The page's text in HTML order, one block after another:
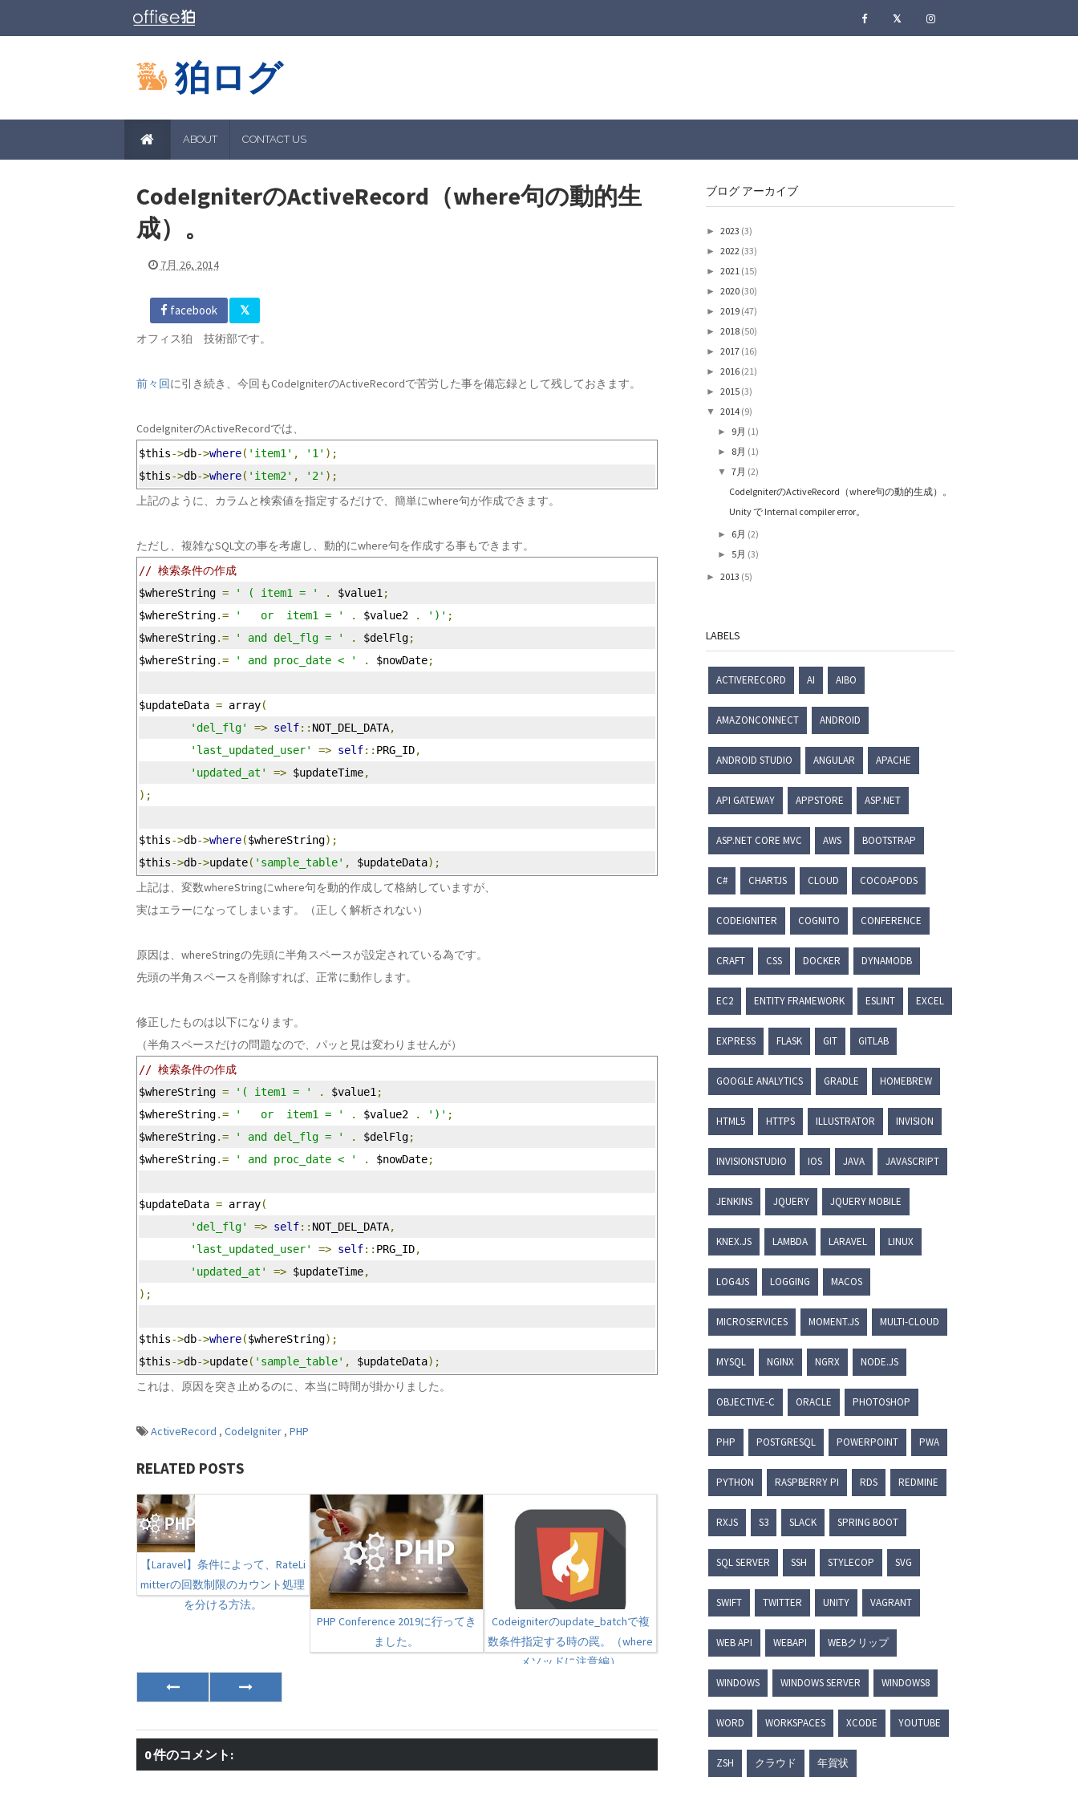
狛ログ
ABOUT CONTACT US
CodeIgniterのActiveRecord（where句の動的生
成）。
7月 26, 2014
facebook
オフィス狛 技術部です。
前々回に引き続き、今回もCodeIgniterのActiveRecordで苦労した事を備忘録として残しておきます。
CodeIgniterのActiveRecordでは、
$this->db->where( 'item1' , '1' );
$this->db->where( 'item2' , '2' );
上記のように、カラムと検索値を指定するだけで、簡単にwhere句が作成できます。
ただし、複雑なSQL文の事を考慮し、動的にwhere句を作成する事もできます。
// 検索条件の作成
$whereString = ' ( item1 = ' . $value1 ;
$whereString.= '   or  item1 = ' . $value2 . ')' ;
$whereString.= ' and del_flg = ' . $delFlg;
$whereString.= ' and proc_date < ' . $nowDate;
$updateData = array(
'del_flg'
=> self:: NOT_DEL_DATA,
'last_updated_user'
=> self:: PRG_ID,
'updated_at'
=> $updateTime,
);
$this->db->where($whereString);
$this->db->update( 'sample_table' , $updateData);
上記は、変数whereStringにwhere句を動的作成して格納していますが、
実はエラーになってしまいます。（正しく解析されない）
原因は、whereStringの先頭に半角スペースが設定されている為です。
先頭の半角スペースを削除すれば、正常に動作します。
修正したものは以下になります。
（半角スペースだけの問題なので、パッと見は変わりませんが）
// 検索条件の作成
$whereString = '( item1 = ' . $value1 ;
$whereString.= '   or  item1 = ' . $value2 . ')' ;
$whereString.= ' and del_flg = ' . $delFlg;
$whereString.= ' and proc_date < ' . $nowDate;
$updateData = array(
'del_flg'
=> self:: NOT_DEL_DATA,
'last_updated_user'
=> self:: PRG_ID,
'updated_at'
=> $updateTime,
);
$this->db->where($whereString);
$this->db->update( 'sample_table' , $updateData);
これは、原因を突き止めるのに、本当に時間が掛かりました。
ActiveRecord , CodeIgniter , PHP
RELATED POSTS
【Laravel】条件によって、RateLi
mitterの回数制限のカウント処理
を分ける方法。
PHP Conference 2019に行ってき
ました。
Codeigniterのupdate_batchで複
数条件指定する時の罠。（where
メソッドに注意編）
0 件のコメント:
ブログ アーカイブ
► 2023 (3)
► 2022 (33)
► 2021 (15)
► 2020 (30)
► 2019 (47)
► 2018 (50)
► 2017 (16)
► 2016 (21)
► 2015 (3)
▼ 2014 (9)
► 9月 (1)
► 8月 (1)
▼ 7月 (2)
CodeIgniterのActiveRecord（where句の動的生成）。
Unity で Internal compiler error。
► 6月 (2)
► 5月 (3)
► 2013 (5)
LABELS
ACTIVERECORD AI AIBO
AMAZONCONNECT ANDROID
ANDROID STUDIO ANGULAR APACHE
API GATEWAY APPSTORE ASP.NET
ASP.NET CORE MVC AWS BOOTSTRAP
C# CHARTJS CLOUD COCOAPODS
CODEIGNITER COGNITO CONFERENCE
CRAFT CSS DOCKER DYNAMODB
EC2 ENTITY FRAMEWORK ESLINT EXCEL
EXPRESS FLASK GIT GITLAB
GOOGLE ANALYTICS GRADLE HOMEBREW
HTML5 HTTPS ILLUSTRATOR INVISION
INVISIONSTUDIO IOS JAVA JAVASCRIPT
JENKINS JQUERY JQUERY MOBILE
KNEX.JS LAMBDA LARAVEL LINUX
LOG4JS LOGGING MACOS
MICROSERVICES MOMENT.JS MULTI-CLOUD
MYSQL NGINX NGRX NODE.JS
OBJECTIVE-C ORACLE PHOTOSHOP
PHP POSTGRESQL POWERPOINT PWA
PYTHON RASPBERRY PI RDS REDMINE
RXJS S3 SLACK SPRING BOOT
SQL SERVER SSH STYLECOP SVG
SWIFT TWITTER UNITY VAGRANT
WEB API WEBAPI WEBクリップ
WINDOWS WINDOWS SERVER WINDOWS8
WORD WORKSPACES XCODE YOUTUBE
ZSH クラウド 年賀状